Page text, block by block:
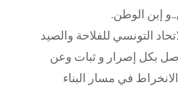
إبن الوطن.
التونسي للفلاحة والصيد
بكل إصرار و ثبات وعن
في مسار البناء